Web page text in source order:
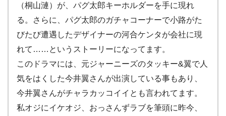
（桐山漣）が、パグ太郎キーホルダーを手に現れ
る。さらに、パグ太郎のガチャコーナーで小路がた
びたび遭遇したデザイナーの河合ケンタが会社に現
れて……というストーリーになってます。
このドラマには、元ジャーニーズのタッキー&翼で人
気をはくした今井翼さんが出演している事もあり、
今井翼さんがチャラカッコイイとも言われてます。
私オジにイケオジ、おっさんずラブを筆頭に昨今、